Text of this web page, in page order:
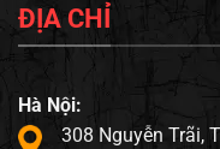
ĐỊA CHỈ
Hà Nội:
308 Nguyễn Trãi,